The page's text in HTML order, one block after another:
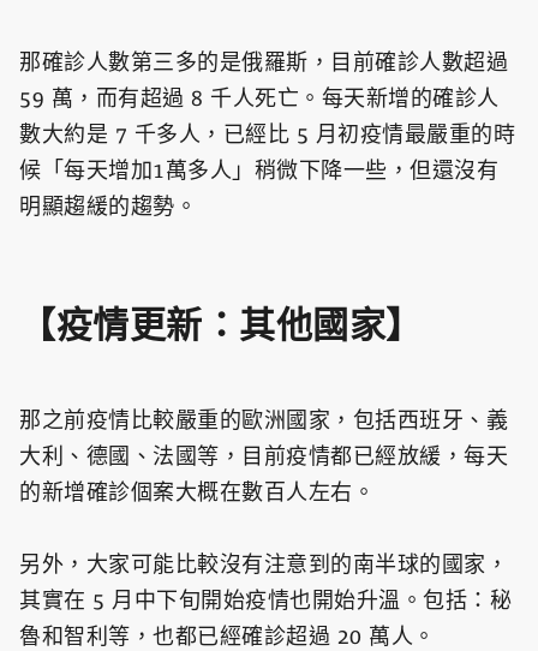
那確診人數第三多的是俄羅斯，目前確診人數超過
59 萬，而有超過 8 千人死亡。每天新增的確診人
數大約是 7 千多人，已經比 5 月初疫情最嚴重的時
候「每天增加1萬多人」稍微下降一些，但還沒有
明顯趨緩的趨勢。
【疫情更新：其他國家】
那之前疫情比較嚴重的歐洲國家，包括西班牙、義
大利、德國、法國等，目前疫情都已經放緩，每天
的新增確診個案大概在數百人左右。
另外，大家可能比較沒有注意到的南半球的國家，
其實在 5 月中下旬開始疫情也開始升溫。包括：秘
魯和智利等，也都已經確診超過 20 萬人。